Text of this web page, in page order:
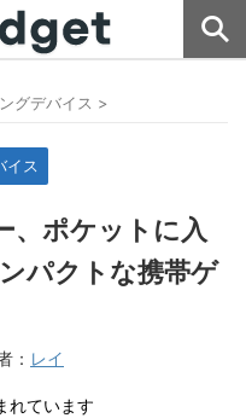
グデバイス >
イス
、ポケットに入
パクトな携帯ゲ
： レイ
れています